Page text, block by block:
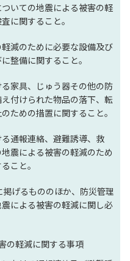
いての地震による被害の軽
に関すること。
減のために必要な設備及び
整備に関すること。
家具、じゅう器その他の防
付けられた物品の落下、転
ための措置に関すること。
通報連絡、避難誘導、救
震による被害の軽減のため
こと。
掲げるもののほか、防災管理
による被害の軽減に関し必
の軽減に関する事項